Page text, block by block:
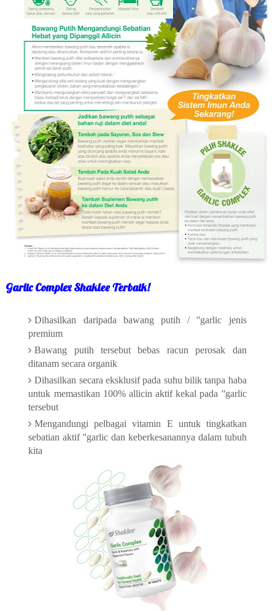
Garlic Complex Shaklee Terbaik!
Dihasilkan daripada bawang putih / ''garlic jenis
premium
Bawang putih tersebut bebas racun perosak dan
ditanam secara organik
Dihasilkan secara eksklusif pada suhu bilik tanpa haba
untuk memastikan 100% allicin aktif kekal pada ''garlic
tersebut
Mengandungi pelbagai vitamin E untuk tingkatkan
sebatian aktif ''garlic dan keberkesanannya dalam tubuh
kita